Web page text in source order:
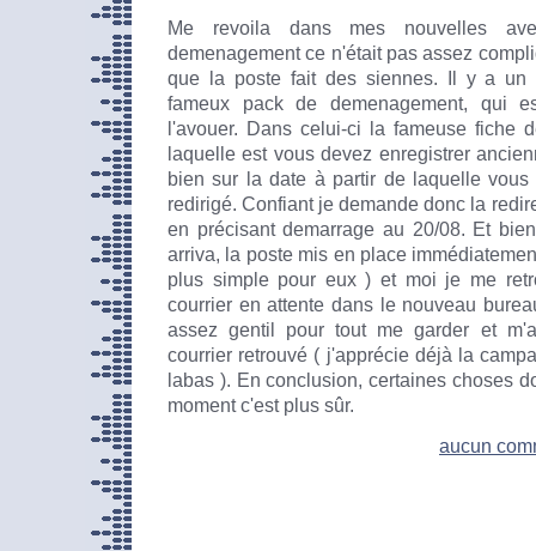
Me revoila dans mes nouvelles
demenagement ce n'était pas assez
que la poste fait des siennes. Il y a un
fameux pack de demenagement, qui
l'avouer. Dans celui-ci la fameuse fiche
laquelle est vous devez enregistrer
bien sur la date à partir de laquelle vous
redirigé. Confiant je demande donc la
en précisant demarrage au 20/08. Et
arriva, la poste mis en place
plus simple pour eux ) et moi je me
courrier en attente dans le nouveau
assez gentil pour tout me garder et
courrier retrouvé ( j'apprécie déjà la
labas ). En conclusion, certaines choses
moment c'est plus sûr.
aucun